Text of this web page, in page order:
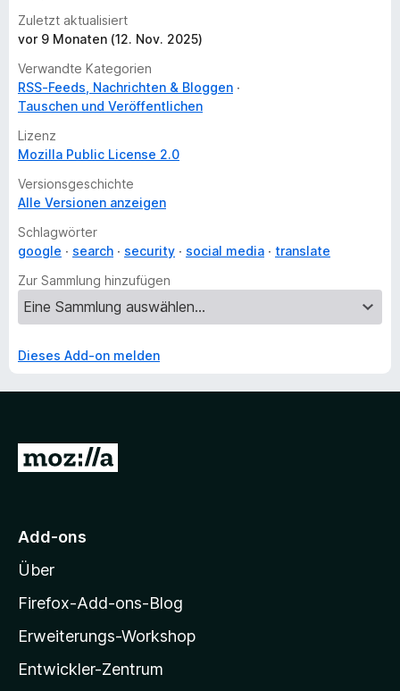
Zuletzt aktualisiert
vor 9 Monaten (12. Nov. 2025)
Verwandte Kategorien
RSS-Feeds, Nachrichten & Bloggen
Tauschen und Veröffentlichen
Lizenz
Mozilla Public License 2.0
Versionsgeschichte
Alle Versionen anzeigen
Schlagwörter
google
search security social media
translate
Zur Sammlung hinzufügen
Dieses Add-on melden
Z
M
z
i
l
a
Add-ons
Über
Firefox-Add-ons-Blog
Erweiterungs-Workshop
Entwickler-Zentrum